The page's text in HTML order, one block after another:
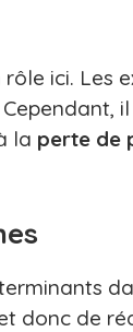
ici. Les
la perte de
donc de